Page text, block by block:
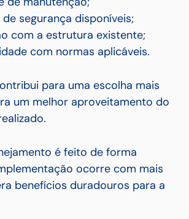
de segurança disponíveis;
com a estrutura existente;
com normas aplicáveis.
para uma escolha mais
um melhor aproveitamento do
é feito de forma
ocorre com mais
benefícios duradouros para a